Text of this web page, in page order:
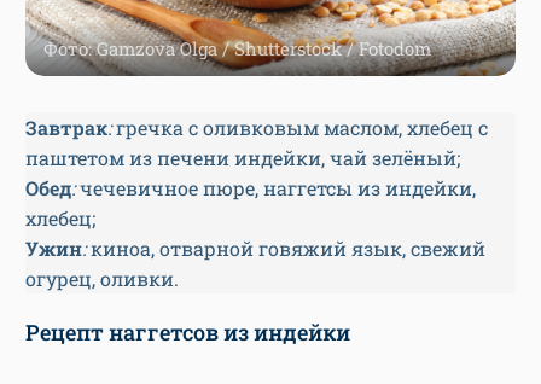
Фото: Gamzova Olga / Shutterstock / Fotodom
Завтрак:гречка с оливковым маслом, хлебец с
паштетом из печени индейки, чай зелёный;
Обед:чечевичное пюре, наггетсы из индейки,
хлебец;
Ужин:киноа, отварной говяжий язык, свежий
огурец, оливки.
Рецепт наггетсов из индейки